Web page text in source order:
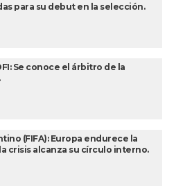
para su debut en la selección.
Se conoce el árbitro de la
(FIFA): Europa endurece la
crisis alcanza su círculo interno.